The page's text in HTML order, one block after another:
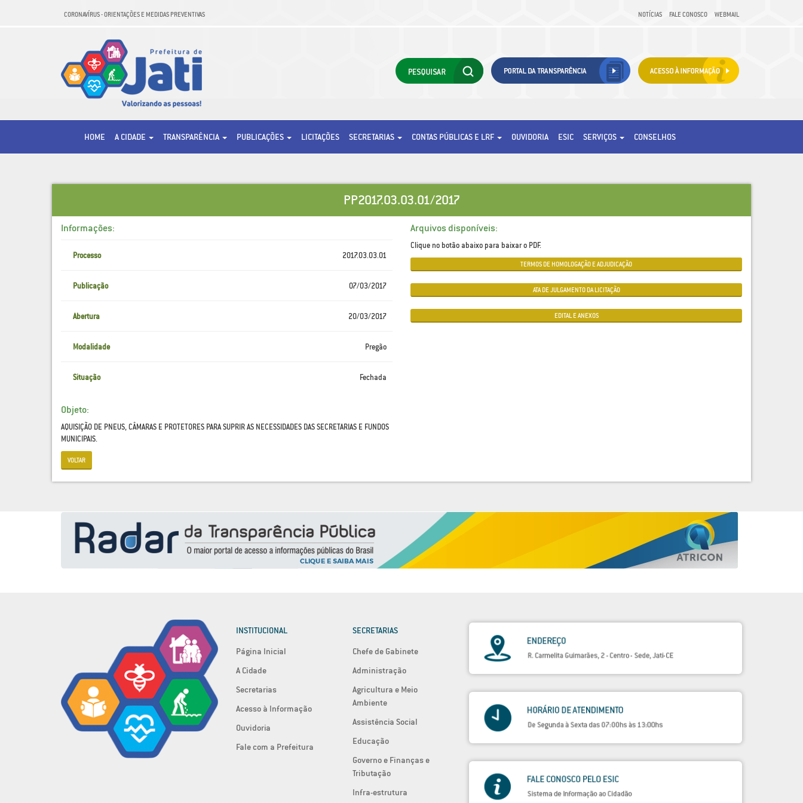
CORONAVÍRUS - ORIENTAÇÕES E MEDIDAS PREVENTIVAS NOTÍCIAS FALE CONOSCO WEBMAIL
HOME A CIDADE TRANSPARÊNCIA PUBLICAÇÕES LICITAÇÕES SECRETARIAS CONTAS PÚBLICAS E LRF OUVIDORIA ESIC SERVIÇOS CONSELHOS
PP2017.03.03.01/2017
Informações:
Processo 2017.03.03.01
Publicação 07/03/2017
Abertura 20/03/2017
Modalidade Pregão
Situação Fechada
Objeto:
AQUISIÇÃO DE PNEUS, CÂMARAS E PROTETORES PARA SUPRIR AS NECESSIDADES DAS SECRETARIAS E FUNDOS
MUNICIPAIS.
VOLTAR
Arquivos disponíveis:
Clique no botão abaixo para baixar o PDF.
TERMOS DE HOMOLOGAÇÃO E ADJUDICAÇÃO
ATA DE JULGAMENTO DA LICITAÇÃO
EDITAL E ANEXOS
INSTITUCIONAL
Página Inicial
A Cidade
Secretarias
Acesso à Informação
Ouvidoria
Fale com a Prefeitura
SECRETARIAS
Chefe de Gabinete
Administração
Agricultura e Meio
Ambiente
Assistência Social
Educação
Governo e Finanças e
Tributação
Infra-estrutura